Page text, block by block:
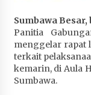
1 bulan ago
Wabup Ansori
Pandangan Fraksi
1 bulan ago
Sumbawa
Panitia
menggelar rapat
terkait
kemarin, di Aula
Sumbawa.